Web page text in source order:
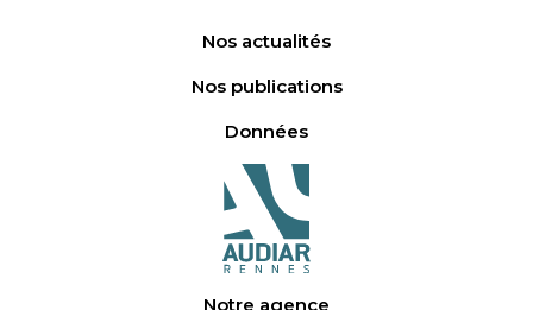
Nos actualités
Nos publications
Données
Notre agence